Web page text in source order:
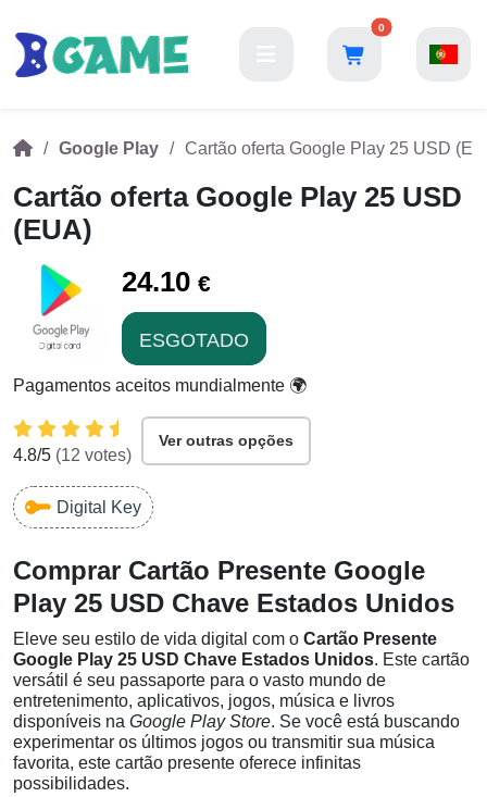
0
Google Play Cartão oferta Google Play 25 USD
Cartão oferta Google Play 25 USD
(EUA)
24.10 €
ESGOTADO
Pagamentos aceitos mundialmente 🌍
4.8/5 (12 votes)
Ver outras opções
Digital Key
Comprar Cartão Presente Google
Play 25 USD Chave Estados Unidos
Eleve seu estilo de vida digital com o Cartão Presente
Google Play 25 USD Chave Estados Unidos. Este cartão
versátil é seu passaporte para o vasto mundo de
entretenimento, aplicativos, jogos, música e livros
disponíveis na Google Play Store. Se você está buscando
experimentar os últimos jogos ou transmitir sua música
favorita, este cartão presente oferece infinitas
possibilidades.